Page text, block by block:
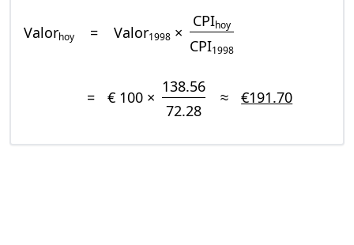
Valorhoy = Valor1998 ×
CPIhoy
CPI1998
= € 100 ×
138.56
72.28
≈ €191.70